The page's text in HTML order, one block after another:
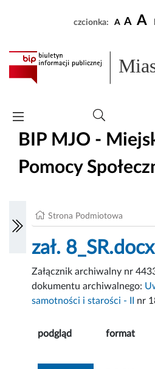
czcionka: A A A
BIP MJO -
Pomocy
Strona Podmiotowa
zał. 8_SR.docx
Załącznik archiwalny nr
dokumentu archiwalnego:
samotności i starości - II
nr
podgląd format